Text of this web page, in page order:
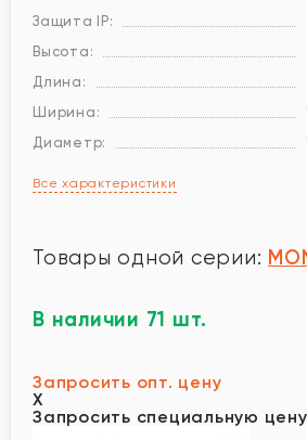
Защита IP:
Высота:
Длина:
Ширина:
Диаметр:
Все характеристики
Товары одной серии:
В наличии 71 шт.
Запросить опт. цену
X
Запросить специальную цену